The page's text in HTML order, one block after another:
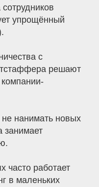
упрощённый
с
решают
нанимать новых
занимает
часто работает
в маленьких